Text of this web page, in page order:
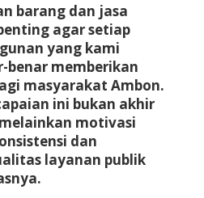
barang dan jasa
agar setiap
yang kami
benar memberikan
masyarakat Ambon.
ini bukan akhir
motivasi
dan
layanan publik